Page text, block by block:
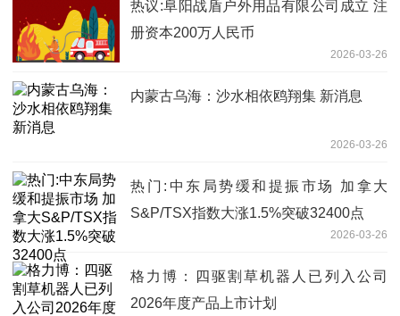
热议:阜阳战盾户外用品有限公司成立 注
册资本200万人民币
2026-03-26
内蒙古乌海：沙水相依鸥翔集 新消息
2026-03-26
热门:中东局势缓和提振市场 加拿大
S&P/TSX指数大涨1.5%突破32400点
2026-03-26
格力博：四驱割草机器人已列入公司
2026年度产品上市计划